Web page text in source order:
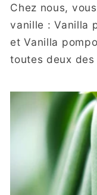
Chez nous,
vanille : Vanilla
et Vanilla
toutes deux